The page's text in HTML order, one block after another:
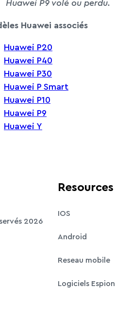
Huawei P9 volé ou perdu.
Huawei associés
Huawei P20
Huawei P40
Huawei P30
Huawei P Smart
Huawei P10
Huawei P9
Huawei Y
2026
Resources
IOS
Android
Reseau mobile
Logiciels Espion